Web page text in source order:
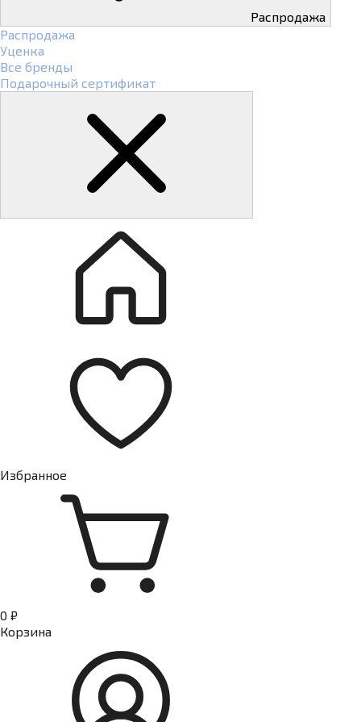
Распродажа
Распродажа
Уценка
Все бренды
Подарочный сертификат
Избранное
0 ₽
Корзина